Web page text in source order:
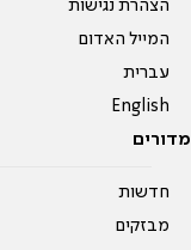
הצהרת נגישות
המייל האדום
עברית
English
מדורים
חדשות
מבזקים